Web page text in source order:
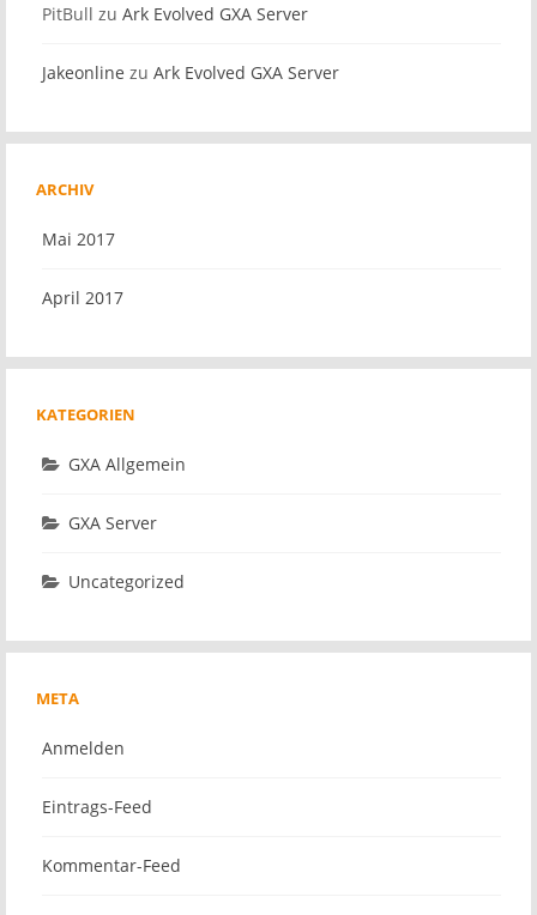
PitBull zu Ark Evolved GXA Server
Jakeonline zu Ark Evolved GXA Server
ARCHIV
Mai 2017
April 2017
KATEGORIEN
GXA Allgemein
GXA Server
Uncategorized
META
Anmelden
Eintrags-Feed
Kommentar-Feed